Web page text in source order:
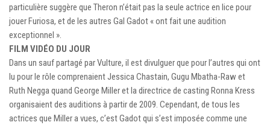
particulière suggère que Theron n’était pas la seule actrice en lice pour
jouer Furiosa, et de les autres Gal Gadot « ont fait une audition
exceptionnel ».
FILM VIDÉO DU JOUR
Dans un sauf partagé par Vulture, il est divulguer que pour l’autres qui ont
lu pour le rôle comprenaient Jessica Chastain, Gugu Mbatha-Raw et
Ruth Negga quand George Miller et la directrice de casting Ronna Kress
organisaient des auditions à partir de 2009. Cependant, de tous les
actrices que Miller a vues, c’est Gadot qui s’est imposée comme une